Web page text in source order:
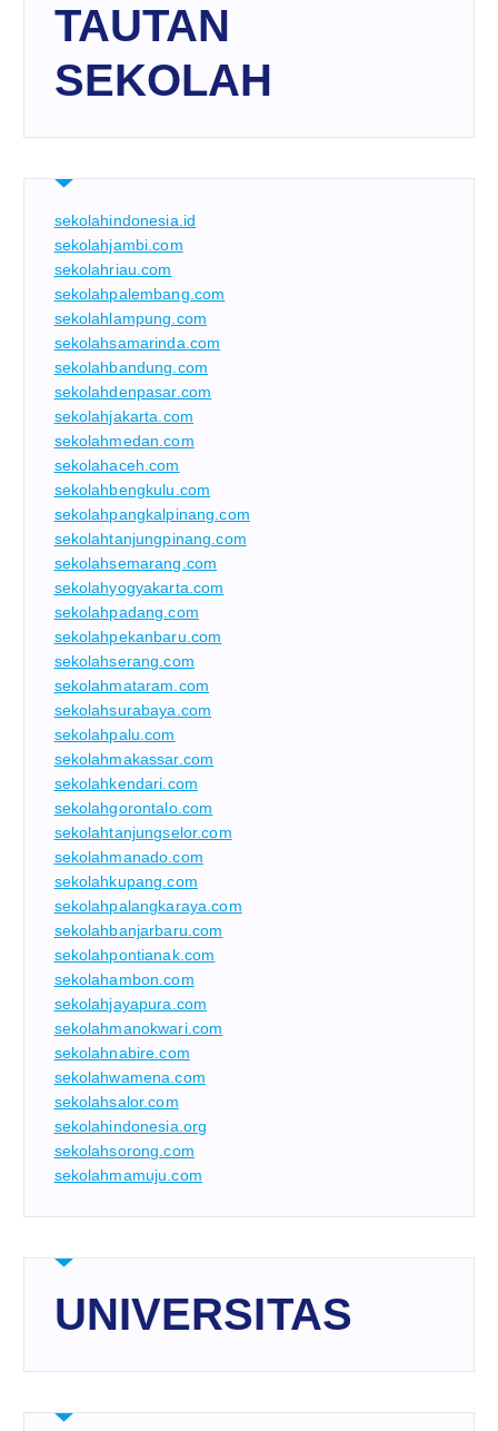
TAUTAN
SEKOLAH
sekolahindonesia.id
sekolahjambi.com
sekolahriau.com
sekolahpalembang.com
sekolahlampung.com
sekolahsamarinda.com
sekolahbandung.com
sekolahdenpasar.com
sekolahjakarta.com
sekolahmedan.com
sekolahaceh.com
sekolahbengkulu.com
sekolahpangkalpinang.com
sekolahtanjungpinang.com
sekolahsemarang.com
sekolahyogyakarta.com
sekolahpadang.com
sekolahpekanbaru.com
sekolahserang.com
sekolahmataram.com
sekolahsurabaya.com
sekolahpalu.com
sekolahmakassar.com
sekolahkendari.com
sekolahgorontalo.com
sekolahtanjungselor.com
sekolahmanado.com
sekolahkupang.com
sekolahpalangkaraya.com
sekolahbanjarbaru.com
sekolahpontianak.com
sekolahambon.com
sekolahjayapura.com
sekolahmanokwari.com
sekolahnabire.com
sekolahwamena.com
sekolahsalor.com
sekolahindonesia.org
sekolahsorong.com
sekolahmamuju.com
UNIVERSITAS